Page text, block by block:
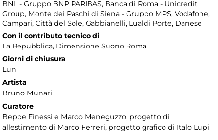
BNL - Gruppo BNP PARIBAS, Banca di Roma - Unicredit
Group, Monte dei Paschi di Siena - Gruppo MPS, Vodafone,
Campari, Città del Sole, Gabbianelli, Lualdi Porte, Danese
Con il contributo tecnico di
La Repubblica, Dimensione Suono Roma
Giorni di chiusura
Lun
Artista
Bruno Munari
Curatore
Beppe Finessi e Marco Meneguzzo, progetto di
allestimento di Marco Ferreri, progetto grafico di Italo Lupi